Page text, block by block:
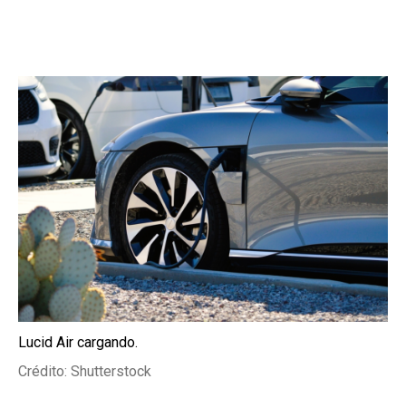
Lucid Air cargando.
Crédito: Shutterstock